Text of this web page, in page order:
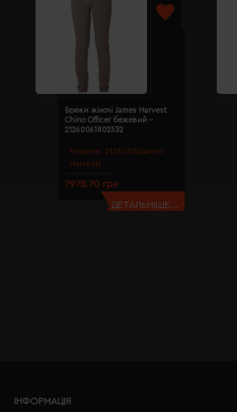
Модель: 2126006(James
Harvest)
Брюки жіночі James Harvest
Chino Officer бежевий -
21260061802532
7978.70 грн
ДЕТАЛЬНІШЕ...
ІНФОРМАЦІЯ